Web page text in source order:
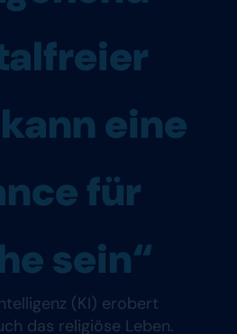
eine
für
sein“
(KI) erobert
das religiöse Leben.